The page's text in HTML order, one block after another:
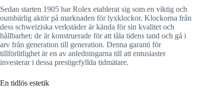
Sedan starten 1905 har Rolex etablerat sig som en viktig och
oumbärlig aktör på marknaden för lyxklockor. Klockorna från
dess schweiziska verkstäder är kända för sin kvalitet och
hållbarhet: de är konstruerade för att tåla tidens tand och gå i
arv från generation till generation. Denna garanti för
tillförlitlighet är en av anledningarna till att entusiaster
investerar i dessa prestigefyllda tidmätare.
En tidlös estetik